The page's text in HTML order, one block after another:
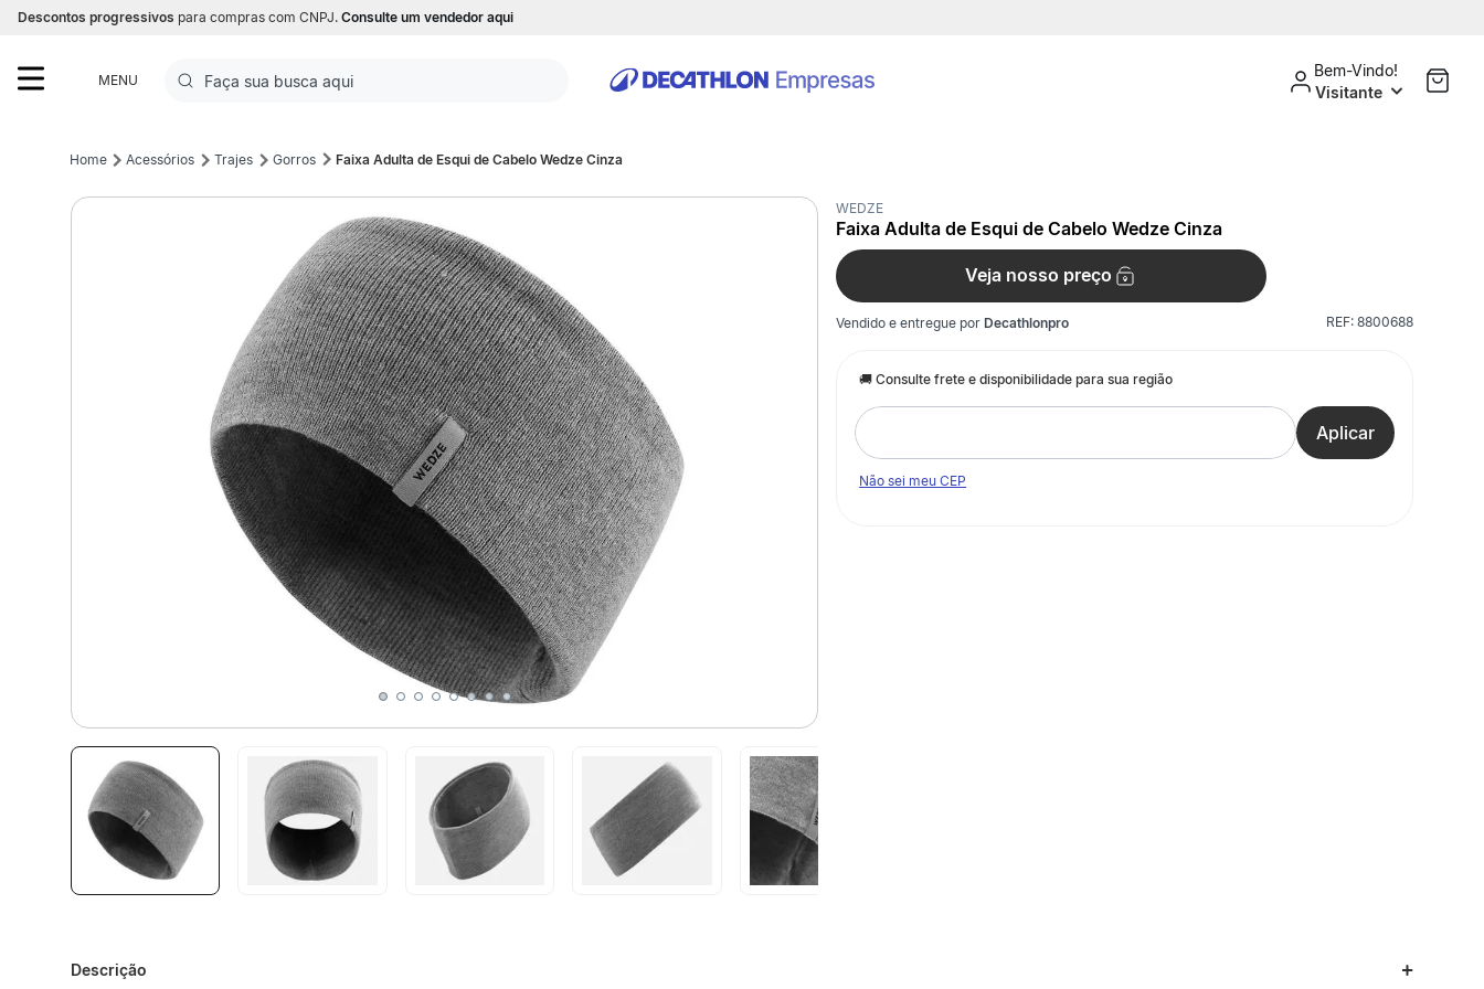
Descontos progressivos para compras com CNPJ. Consulte um vendedor aqui
MENU
Faça sua busca aqui
1ºFutebol
Basquete
Futebol Campo
Bem-Vindo!
Visitante
Acessórios Trajes Gorros Faixa Adulta de Esqui de Cabelo Wedze Cinza
WEDZE
Faixa Adulta de Esqui de Cabelo Wedze Cinza
Veja nosso preço
Vendido e entregue porDecathlonpro REF: 8800688
Não sei meu CEP
Descrição